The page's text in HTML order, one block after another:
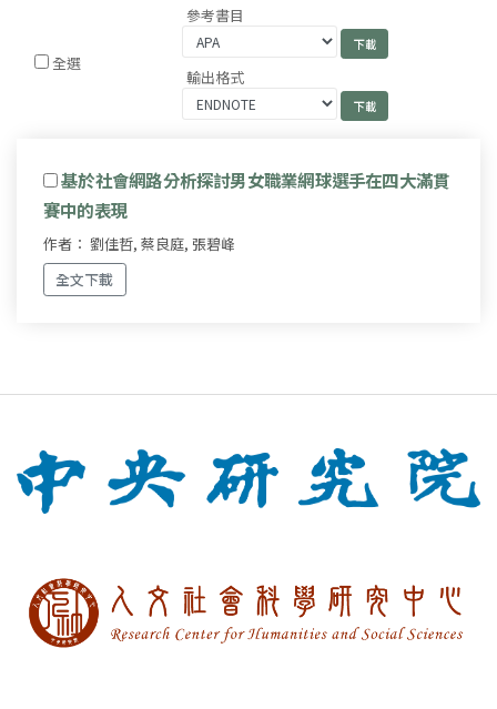
全選
參考書目
輸出格式
基於社會網路分析探討男女職業網球選手在四大滿貫
賽中的表現
作者： 劉佳哲, 蔡良庭, 張碧峰
全文下載